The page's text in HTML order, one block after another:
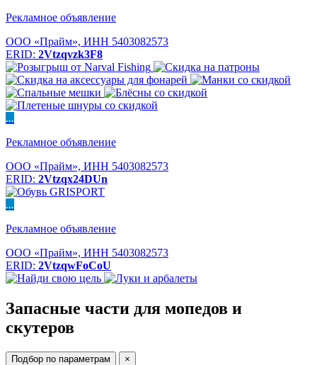
Рекламное объявление
ООО «Прайм», ИНН 5403082573
ERID: 2Vtzqvzk3F8
...
Рекламное объявление
ООО «Прайм», ИНН 5403082573
ERID: 2Vtzqx24DUn
...
Рекламное объявление
ООО «Прайм», ИНН 5403082573
ERID: 2VtzqwFoCoU
Запасные части для мопедов и
скутеров
Подбор по параметрам ×